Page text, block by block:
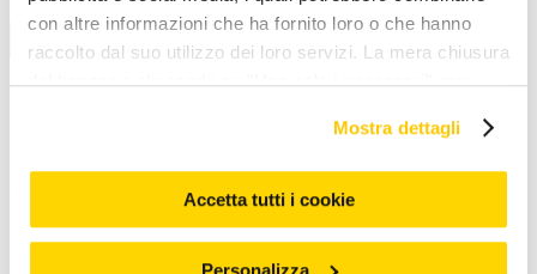
con altre informazioni che ha fornito loro o che hanno
raccolto dal suo utilizzo dei loro servizi. La mera chiusura
del banner o cliccando su "Usa solo i necessari" non
la nostra cookie policy. Il consenso può essere espresso
cliccando "Accetto tutti i cookie” o selezionando le
diverse categorie di cookies da "Personalizza"
Mostra dettagli
Accetta tutti i cookie
Personalizza
Arcaplanet
Black FridayCyber Monday
Corporate & Legal
Cookie PolicyCondizioni di venditaCondizioni